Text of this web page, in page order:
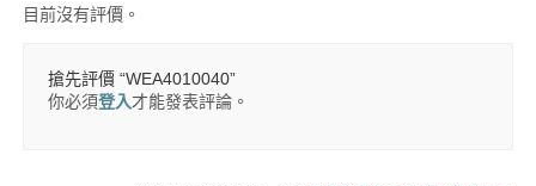
目前沒有評價。
搶先評價 “WEA4010040”
你必須登入才能發表評論。